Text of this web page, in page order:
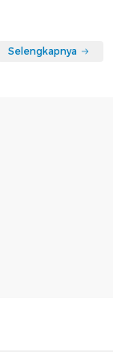
Selengkapnya